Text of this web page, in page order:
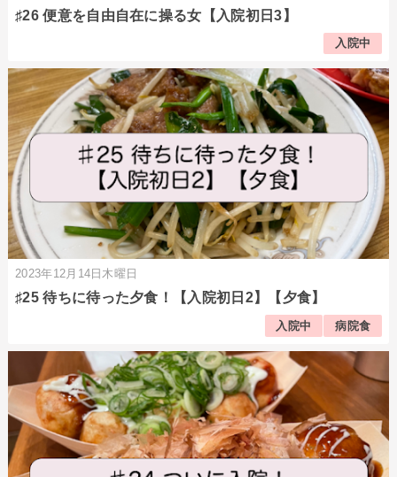
♯26 便意を自由自在に操る女【入院初日3】
入院中
2023年12月14日木曜日
♯25 待ちに待った夕食！【入院初日2】【夕食】
入院中 病院食